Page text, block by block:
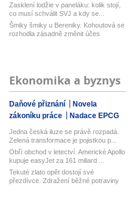
Zasklení lodžie v paneláku: kolik stojí,
co musí schválit SVJ a kdy se...
Šmiky šmiky u Bereniky. Kohoutová se
rozhodla zásadně změnit účes
Ekonomika a byznys
Daňové přiznání
Novela
zákoníku práce
Nadace EPCG
Jedna česká iluze se právě rozpadá.
Zelená transformace je pojistkou p...
Obří obchod v letectví. Americké Apollo
kupuje easyJet za 161 miliard ...
Tekuté zlato opět dostojí své
přezdívce. Zdražení běžné potraviny